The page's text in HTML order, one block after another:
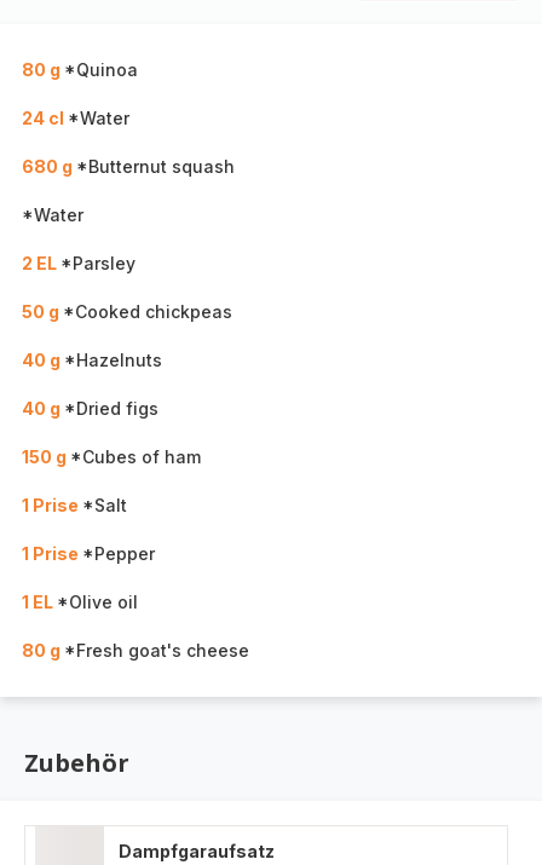
80 g *Quinoa
24 cl *Water
680 g *Butternut squash
*Water
2 EL *Parsley
50 g *Cooked chickpeas
40 g *Hazelnuts
40 g *Dried figs
150 g *Cubes of ham
1 Prise *Salt
1 Prise *Pepper
1 EL *Olive oil
80 g *Fresh goat's cheese
Zubehör
Dampfgaraufsatz